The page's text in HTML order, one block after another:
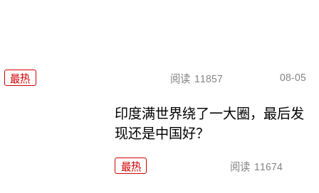
最热 阅读 11857 08-05
印度满世界绕了一大圈，最后发
现还是中国好？
最热 阅读 11674